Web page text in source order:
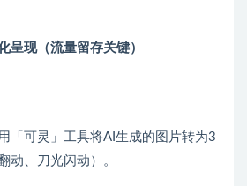
呈现（流量留存关键）
「可灵」工具将AI生成的图片转为3
动、刀光闪动）。